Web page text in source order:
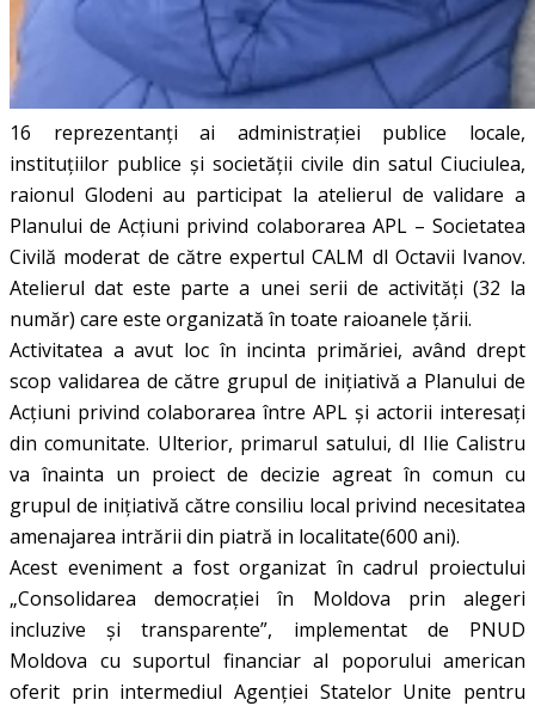
16 reprezentanți ai administrației publice locale,
instituțiilor publice și societății civile din satul Ciuciulea,
raionul Glodeni au participat la atelierul de validare a
Planului de Acțiuni privind colaborarea APL – Societatea
Civilă moderat de către expertul CALM dl Octavii Ivanov.
Atelierul dat este parte a unei serii de activități (32 la
număr) care este organizată în toate raioanele țării.
Activitatea a avut loc în incinta primăriei, având drept
scop validarea de către grupul de inițiativă a Planului de
Acțiuni privind colaborarea între APL și actorii interesați
din comunitate. Ulterior, primarul satului, dl Ilie Calistru
va înainta un proiect de decizie agreat în comun cu
grupul de inițiativă către consiliu local privind necesitatea
amenajarea intrării din piatră in localitate(600 ani).
Acest eveniment a fost organizat în cadrul proiectului
„Consolidarea democrației în Moldova prin alegeri
incluzive și transparente”, implementat de PNUD
Moldova cu suportul financiar al poporului american
oferit prin intermediul Agenției Statelor Unite pentru